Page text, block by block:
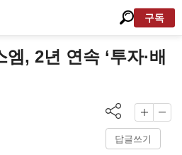
구독
, 2년 연속 ‘투자·배
답글쓰기